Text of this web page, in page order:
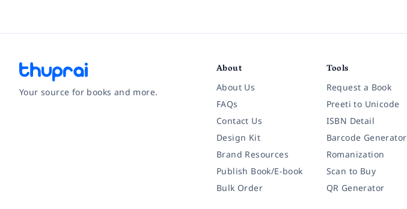
Your source for books and more.
About
About Us
FAQs
Contact Us
Design Kit
Brand Resources
Publish Book/E-book
Bulk Order
Tools
Request a Book
Preeti to Unicode
ISBN Detail
Barcode Generator
Romanization
Scan to Buy
QR Generator